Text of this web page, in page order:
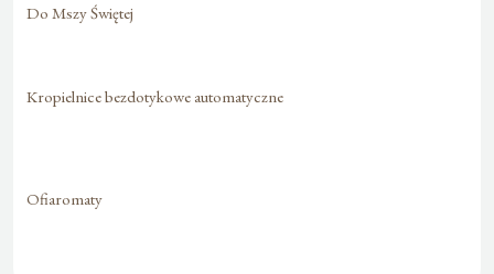
Do Mszy Świętej
Kropielnice bezdotykowe automatyczne
Ofiaromaty